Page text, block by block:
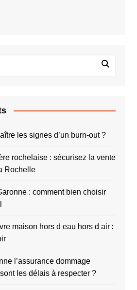
les signes d’un burn-out ?
rochelaise : sécurisez la vente
Rochelle
: comment bien choisir
maison hors d eau hors d air :
l’assurance dommage
les délais à respecter ?